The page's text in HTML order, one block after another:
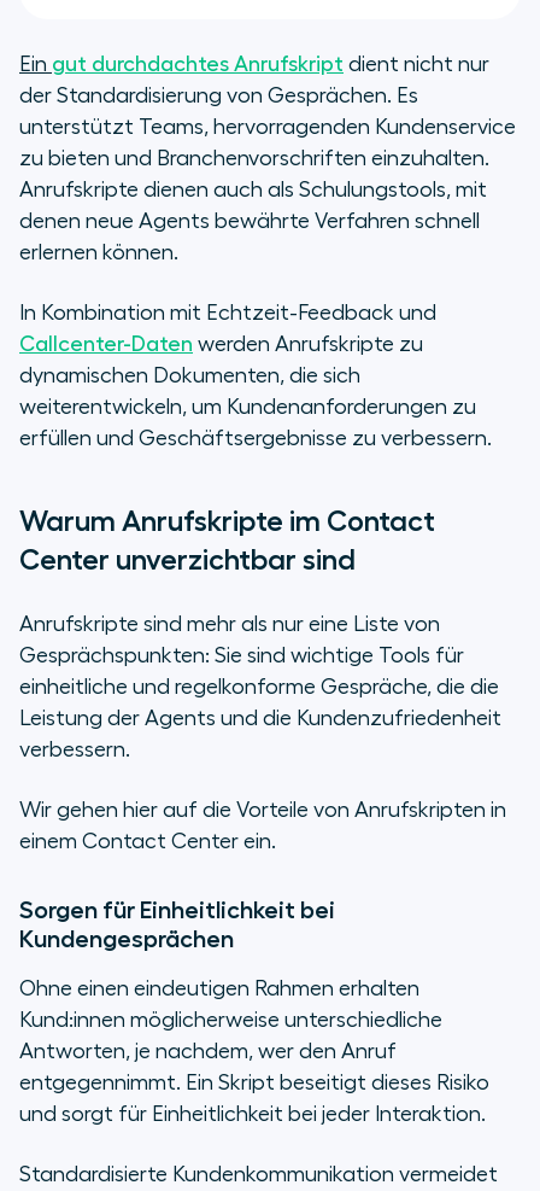
Ein gut durchdachtes Anrufskript dient nicht nur
der Standardisierung von Gesprächen. Es
unterstützt Teams, hervorragenden Kundenservice
zu bieten und Branchenvorschriften einzuhalten.
Anrufskripte dienen auch als Schulungstools, mit
denen neue Agents bewährte Verfahren schnell
erlernen können.
In Kombination mit Echtzeit-Feedback und
Callcenter-Daten werden Anrufskripte zu
dynamischen Dokumenten, die sich
weiterentwickeln, um Kundenanforderungen zu
erfüllen und Geschäftsergebnisse zu verbessern.
Warum Anrufskripte im Contact
Center unverzichtbar sind
Anrufskripte sind mehr als nur eine Liste von
Gesprächspunkten: Sie sind wichtige Tools für
einheitliche und regelkonforme Gespräche, die die
Leistung der Agents und die Kundenzufriedenheit
verbessern.
Wir gehen hier auf die Vorteile von Anrufskripten in
einem Contact Center ein.
Sorgen für Einheitlichkeit bei
Kundengesprächen
Ohne einen eindeutigen Rahmen erhalten
Kund:innen möglicherweise unterschiedliche
Antworten, je nachdem, wer den Anruf
entgegennimmt. Ein Skript beseitigt dieses Risiko
und sorgt für Einheitlichkeit bei jeder Interaktion.
Standardisierte Kundenkommunikation vermeidet